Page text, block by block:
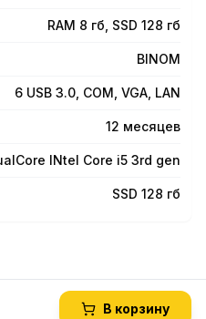
RAM 8 гб, SSD 128 гб
BINOM
6 USB 3.0, COM, VGA, LAN
12 месяцев
INtel Core i5 3rd gen
SSD 128 гб
В корзину